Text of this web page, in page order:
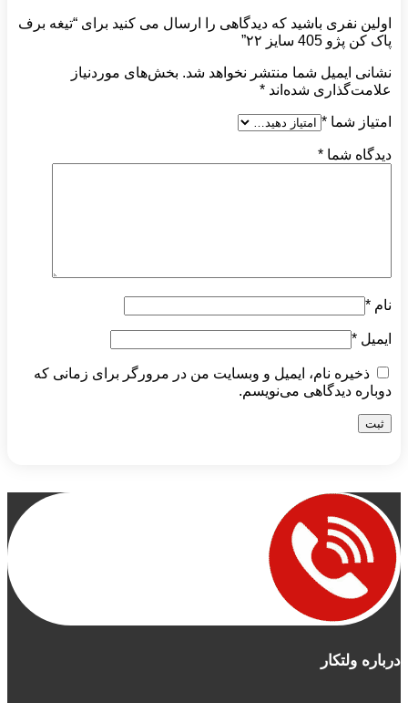
اولین نفری باشید که دیدگاهی را ارسال می کنید برای “تیغه برف
پاک کن پژو 405 سایز ۲۲”
نشانی ایمیل شما منتشر نخواهد شد. بخش‌های موردنیاز
علامت‌گذاری شده‌اند *
امتیاز شما *
دیدگاه شما *
نام *
ایمیل *
ذخیره نام، ایمیل و وبسایت من در مرورگر برای زمانی که
دوباره دیدگاهی می‌نویسم.
درباره ولتکار